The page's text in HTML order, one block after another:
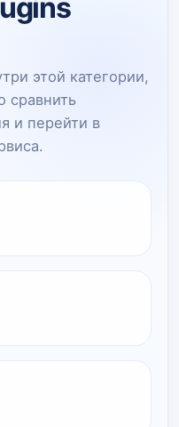
этой категории,
сравнить
и перейти в